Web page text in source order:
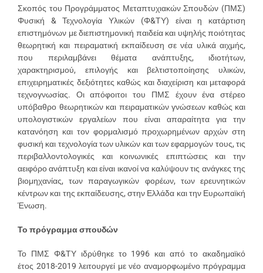
Σκοπός του Προγράμματος Μεταπτυχιακών Σπουδών (ΠΜΣ)
Φυσική & Τεχνολογία Υλικών (Φ&ΤΥ) είναι η κατάρτιση
επιστημόνων με διεπιστημονική παιδεία και υψηλής ποιότητας
θεωρητική και πειραματική εκπαίδευση σε νέα υλικά αιχμής,
που περιλαμβάνει θέματα ανάπτυξης, ιδιοτήτων,
χαρακτηρισμού, επιλογής και βελτιστοποίησης υλικών,
επιχειρηματικές δεξιότητες καθώς και διαχείριση και μεταφορά
τεχνογνωσίας. Οι απόφοιτοι του ΠΜΣ έχουν ένα στέρεο
υπόβαθρο θεωρητικών και πειραματικών γνώσεων καθώς και
υπολογιστικών εργαλείων που είναι απαραίτητα για την
κατανόηση και τον φορμαλισμό προχωρημένων αρχών στη
φυσική και τεχνολογία των υλικών και των εφαρμογών τους, τις
περιβαλλοντολογικές και κοινωνικές επιπτώσεις και την
αειφόρο ανάπτυξη και είναι ικανοί να καλύψουν τις ανάγκες της
βιομηχανίας, των παραγωγικών φορέων, των ερευνητικών
κέντρων και της εκπαίδευσης, στην Ελλάδα και την Ευρωπαϊκή
Ένωση.
Το πρόγραμμα σπουδών
Το ΠΜΣ Φ&ΤΥ ιδρύθηκε το 1996 και από το ακαδημαϊκό
έτος 2018-2019 λειτουργεί με νέο αναμορφωμένο πρόγραμμα